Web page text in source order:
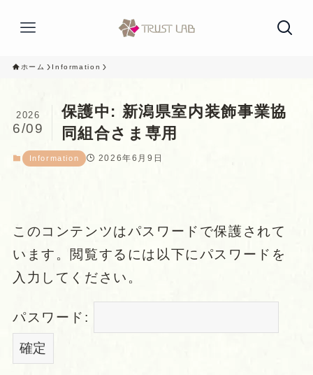
ホーム Information
保護中: 新潟県室内装飾事業協
同組合さま専用
2026
6/09
Information 2026年6月9日
このコンテンツはパスワードで保護されて
います。閲覧するには以下にパスワードを
入力してください。
パスワード: